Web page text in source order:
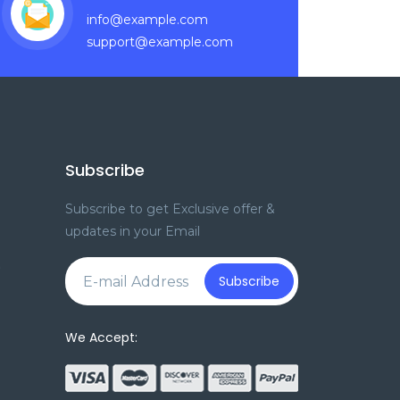
info@example.com
support@example.com
Subscribe
Subscribe to get Exclusive offer &
updates in your Email
Subscribe
We Accept: